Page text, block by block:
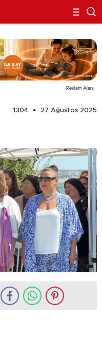
Reklam Alanı
1304
27 Ağustos 2025